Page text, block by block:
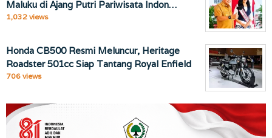
Maluku di Ajang Putri Pariwisata Indon…
1,032 views
Honda CB500 Resmi Meluncur, Heritage
Roadster 501cc Siap Tantang Royal Enfield
706 views